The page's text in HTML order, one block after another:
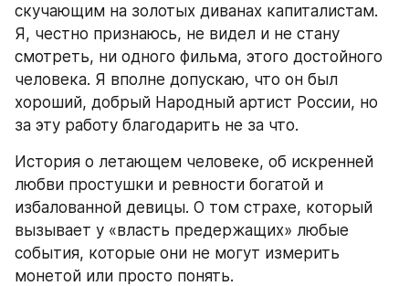
скучающим на золотых диванах капиталистам.
Я, честно признаюсь, не видел и не стану
смотреть, ни одного фильма, этого достойного
человека. Я вполне допускаю, что он был
хороший, добрый Народный артист России, но
за эту работу благодарить не за что.
История о летающем человеке, об искренней
любви простушки и ревности богатой и
избалованной девицы. О том страхе, который
вызывает у «власть предержащих» любые
события, которые они не могут измерить
монетой или просто понять.